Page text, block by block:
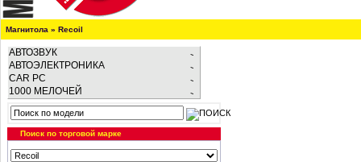
Магнитола » Recoil
АВТОЗВУК
АВТОЭЛЕКТРОНИКА
CAR PC
1000 МЕЛОЧЕЙ
Поиск по торговой марке